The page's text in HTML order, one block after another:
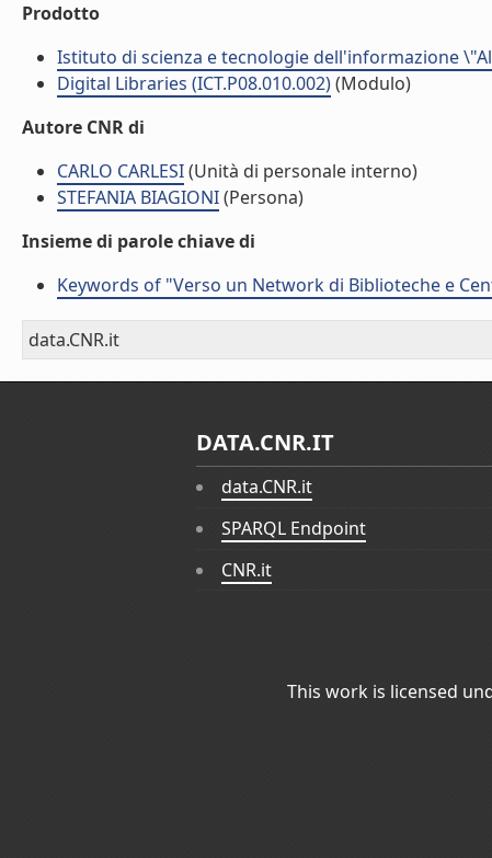
Prodotto
Istituto di scienza e tecnologie dell'informazione
Digital Libraries (ICT.P08.010.002)(Modulo)
Autore CNR di
CARLO CARLESI(Unità di personale interno)
STEFANIA BIAGIONI(Persona)
Insieme di parole chiave di
Keywords of "Verso un Network di Biblioteche e
data.CNR.it
DATA.CNR.IT
data.CNR.it
SPARQL Endpoint
CNR.it
This work is licensed